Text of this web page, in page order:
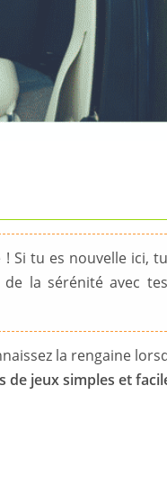
Si tu es nouvelle ici, tu
la sérénité avec tes
la rengaine
de jeux simples et